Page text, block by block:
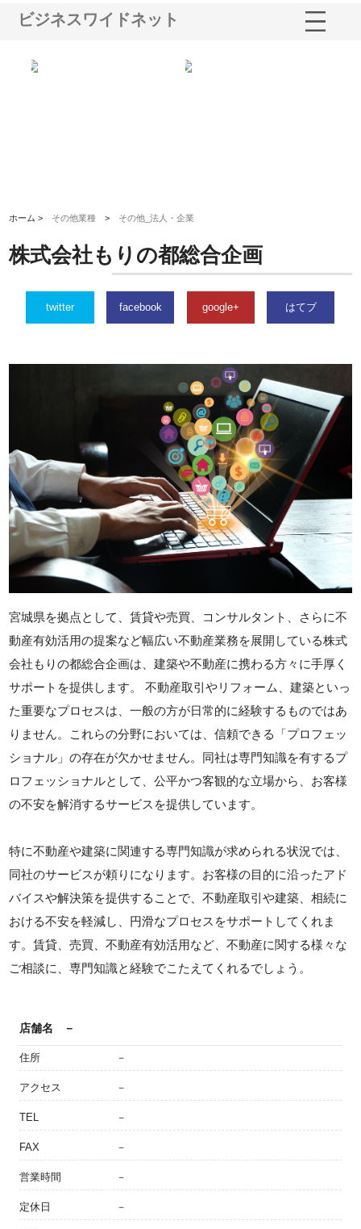
ビジネスワイドネット
ホーム > その他業種 > その他_法人・企業
株式会社もりの都総合企画
twitter facebook google+ はてブ
宮城県を拠点として、賃貸や売買、コンサルタント、さらに不
動産有効活用の提案など幅広い不動産業務を展開している株式
会社もりの都総合企画は、建築や不動産に携わる方々に手厚く
サポートを提供します。 不動産取引やリフォーム、建築といっ
た重要なプロセスは、一般の方が日常的に経験するものではあ
りません。これらの分野においては、信頼できる「プロフェッ
ショナル」の存在が欠かせません。同社は専門知識を有するプ
ロフェッショナルとして、公平かつ客観的な立場から、お客様
の不安を解消するサービスを提供しています。
特に不動産や建築に関連する専門知識が求められる状況では、
同社のサービスが頼りになります。お客様の目的に沿ったアド
バイスや解決策を提供することで、不動産取引や建築、相続に
おける不安を軽減し、円滑なプロセスをサポートしてくれま
す。賃貸、売買、不動産有効活用など、不動産に関する様々な
ご相談に、専門知識と経験でこたえてくれるでしょう。
店舗名 －
住所 －
アクセス －
TEL －
FAX －
営業時間 －
定休日 －